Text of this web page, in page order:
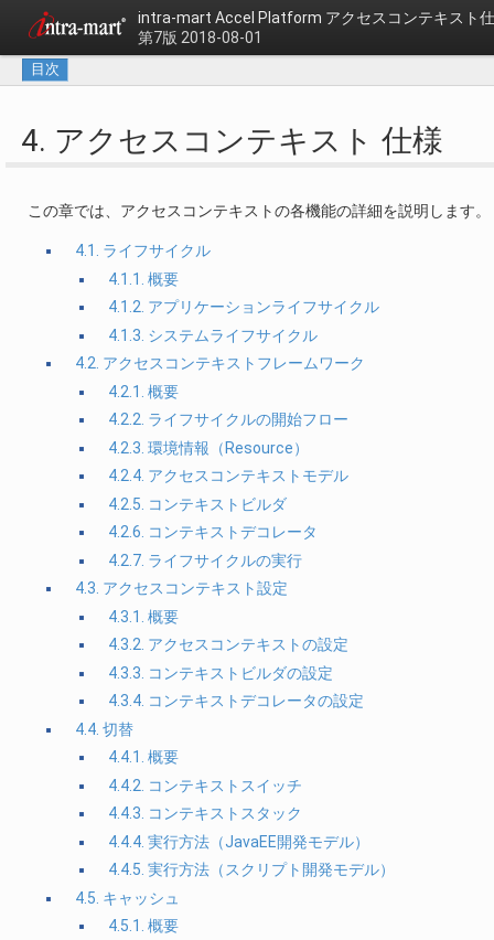
intra-mart Accel Platform アクセスコンテキスト
第7版 2018-08-01
目次
4. アクセスコンテキスト 仕様
この章では、アクセスコンテキストの各機能の詳細を説明します。
4.1. ライフサイクル
4.1.1. 概要
4.1.2. アプリケーションライフサイクル
4.1.3. システムライフサイクル
4.2. アクセスコンテキストフレームワーク
4.2.1. 概要
4.2.2. ライフサイクルの開始フロー
4.2.3. 環境情報（Resource）
4.2.4. アクセスコンテキストモデル
4.2.5. コンテキストビルダ
4.2.6. コンテキストデコレータ
4.2.7. ライフサイクルの実行
4.3. アクセスコンテキスト設定
4.3.1. 概要
4.3.2. アクセスコンテキストの設定
4.3.3. コンテキストビルダの設定
4.3.4. コンテキストデコレータの設定
4.4. 切替
4.4.1. 概要
4.4.2. コンテキストスイッチ
4.4.3. コンテキストスタック
4.4.4. 実行方法（JavaEE開発モデル）
4.4.5. 実行方法（スクリプト開発モデル）
4.5. キャッシュ
4.5.1. 概要